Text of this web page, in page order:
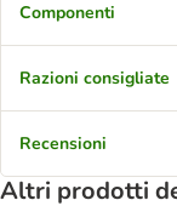
Componenti
Razioni consigliate
Recensioni
Altri prodotti